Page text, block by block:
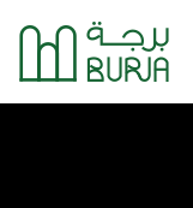
تخطي
إلى
المحتوى